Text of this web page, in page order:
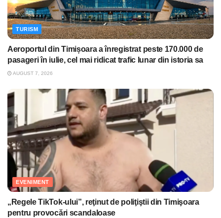
TURISM
Aeroportul din Timișoara a înregistrat peste 170.000 de
pasageri în iulie, cel mai ridicat trafic lunar din istoria sa
AUGUST 7, 2026
EVENIMENT
„Regele TikTok-ului”, reţinut de poliţiştii din Timişoara
pentru provocări scandaloase